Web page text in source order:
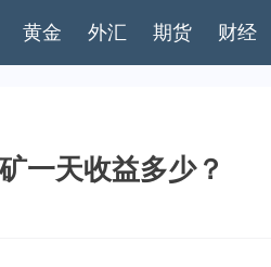
黄金 外汇 期货 财经
一天收益多少？